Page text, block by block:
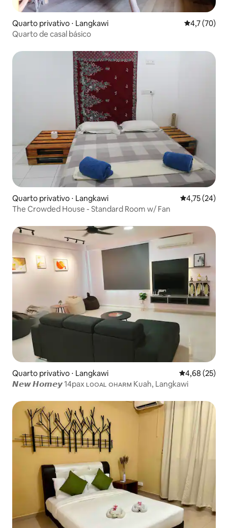
Quarto privativo ⋅ Langkawi 4,7 de uma
4,7 (70)
Quarto de casal básico
Quarto privativo ⋅ Langkawi 4,75 de uma
4,75 (24)
The Crowded House - Standard Room w/ Fan
Quarto privativo ⋅ Langkawi 4,68 de uma
4,68 (25)
𝙉𝙚𝙬 𝙃𝙤𝙢𝙚𝙮 14pax ʟᴏᴑᴀʟ ᴑʜᴀʀᴍ Kuah, Langkawi